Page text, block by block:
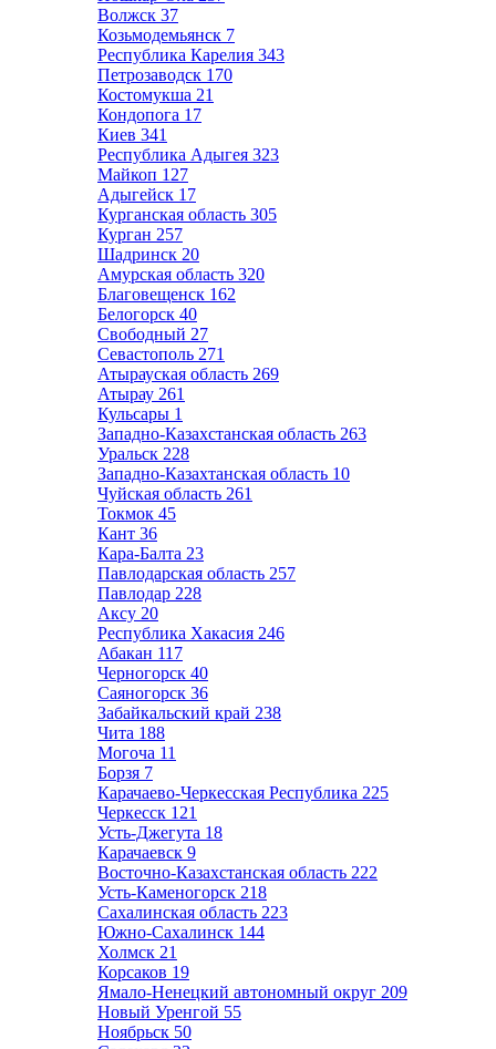
Волжск 37
Козьмодемьянск 7
Республика Карелия 343
Петрозаводск 170
Костомукша 21
Кондопога 17
Киев 341
Республика Адыгея 323
Майкоп 127
Адыгейск 17
Курганская область 305
Курган 257
Шадринск 20
Амурская область 320
Благовещенск 162
Белогорск 40
Свободный 27
Севастополь 271
Атырауская область 269
Атырау 261
Кульсары 1
Западно-Казахстанская область 263
Уральск 228
Западно-Казахтанская область 10
Чуйская область 261
Токмок 45
Кант 36
Кара-Балта 23
Павлодарская область 257
Павлодар 228
Аксу 20
Республика Хакасия 246
Абакан 117
Черногорск 40
Саяногорск 36
Забайкальский край 238
Чита 188
Могоча 11
Борзя 7
Карачаево-Черкесская Республика 225
Черкесск 121
Усть-Джегута 18
Карачаевск 9
Восточно-Казахстанская область 222
Усть-Каменогорск 218
Сахалинская область 223
Южно-Сахалинск 144
Холмск 21
Корсаков 19
Ямало-Ненецкий автономный округ 209
Новый Уренгой 55
Ноябрьск 50